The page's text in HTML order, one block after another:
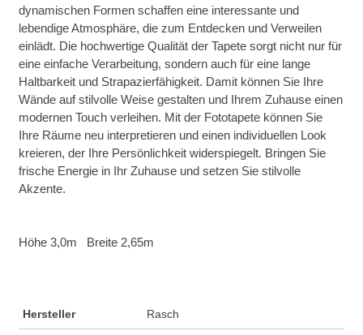
dynamischen Formen schaffen eine interessante und
lebendige Atmosphäre, die zum Entdecken und Verweilen
einlädt. Die hochwertige Qualität der Tapete sorgt nicht nur für
eine einfache Verarbeitung, sondern auch für eine lange
Haltbarkeit und Strapazierfähigkeit. Damit können Sie Ihre
Wände auf stilvolle Weise gestalten und Ihrem Zuhause einen
modernen Touch verleihen. Mit der Fototapete können Sie
Ihre Räume neu interpretieren und einen individuellen Look
kreieren, der Ihre Persönlichkeit widerspiegelt. Bringen Sie
frische Energie in Ihr Zuhause und setzen Sie stilvolle
Akzente.
Höhe 3,0m Breite 2,65m
Hersteller Rasch